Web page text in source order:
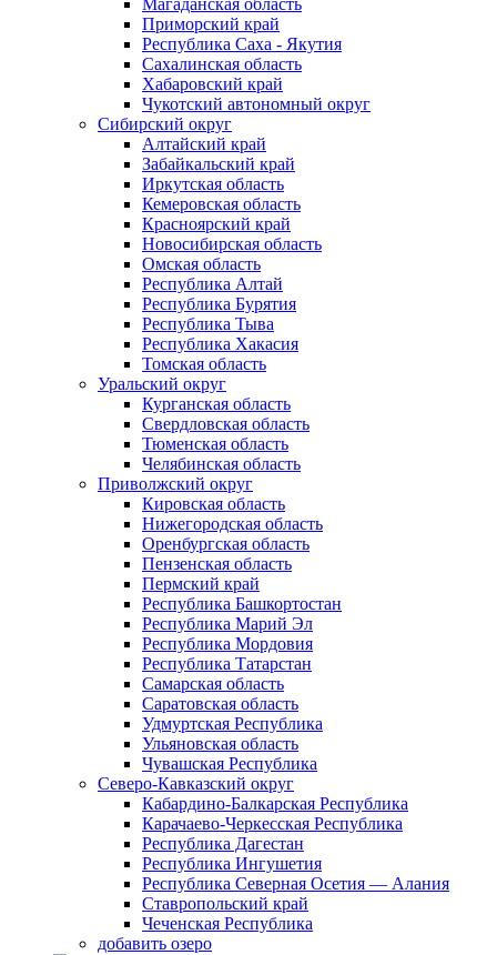
Магаданская область
Приморский край
Республика Саха - Якутия
Сахалинская область
Хабаровский край
Чукотский автономный округ
Сибирский округ
Алтайский край
Забайкальский край
Иркутская область
Кемеровская область
Красноярский край
Новосибирская область
Омская область
Республика Алтай
Республика Бурятия
Республика Тыва
Республика Хакасия
Томская область
Уральский округ
Курганская область
Свердловская область
Тюменская область
Челябинская область
Приволжский округ
Кировская область
Нижегородская область
Оренбургская область
Пензенская область
Пермский край
Республика Башкортостан
Республика Марий Эл
Республика Мордовия
Республика Татарстан
Самарская область
Саратовская область
Удмуртская Республика
Ульяновская область
Чувашская Республика
Северо-Кавказский округ
Кабардино-Балкарская Республика
Карачаево-Черкесская Республика
Республика Дагестан
Республика Ингушетия
Республика Северная Осетия — Алания
Ставропольский край
Чеченская Республика
добавить озеро